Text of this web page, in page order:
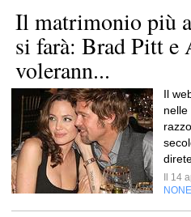
Il matrimonio più
si farà: Brad Pitt e
volerann...
Il
nelle
Il 14
NONE